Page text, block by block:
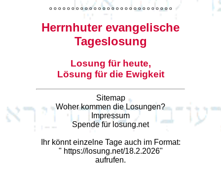
o o o o o o o o o o o o o o o o o o o o o o o o o o o o
Herrnhuter evangelische
Tageslosung
Losung für heute,
Lösung für die Ewigkeit
Sitemap
Woher kommen die Losungen?
Impressum
Spende für losung.net
Ihr könnt einzelne Tage auch im Format:
" https://losung.net/18.2.2026"
aufrufen.